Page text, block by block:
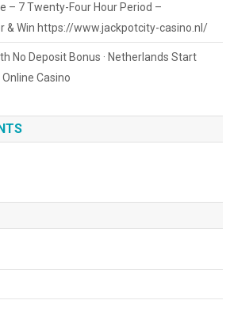
– 7 Twenty-Four Hour Period –
& Win https://www.jackpotcity-casino.nl/
No Deposit Bonus · Netherlands Start
Casino